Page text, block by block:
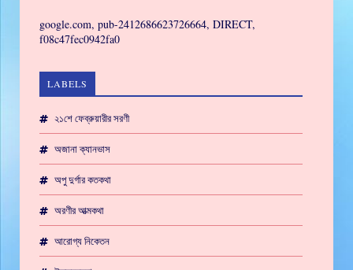
google.com, pub-2412686623726664, DIRECT,
f08c47fec0942fa0
LABELS
২১শে ফেব্রুয়ারীর সরণী
অজানা ক্যানভাস
অপু দুর্গার কতকথা
অরণীর আত্মকথা
আরোগ্য নিকেতন